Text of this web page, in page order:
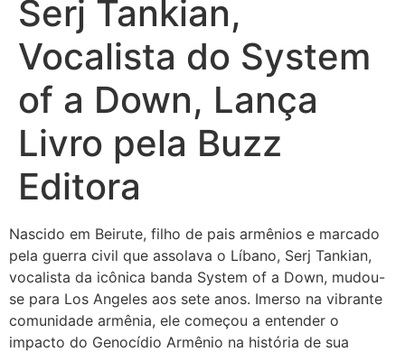
Serj Tankian,
Vocalista do System
of a Down, Lança
Livro pela Buzz
Editora
Nascido em Beirute, filho de pais armênios e marcado
pela guerra civil que assolava o Líbano, Serj Tankian,
vocalista da icônica banda System of a Down, mudou-
se para Los Angeles aos sete anos. Imerso na vibrante
comunidade armênia, ele começou a entender o
impacto do Genocídio Armênio na história de sua